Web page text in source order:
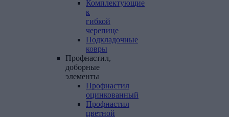
Комплектующие
к
гибкой
черепице
Подкладочные
ковры
Профнастил,
доборные
элементы
Профнастил
оцинкованный
Профнастил
цветной